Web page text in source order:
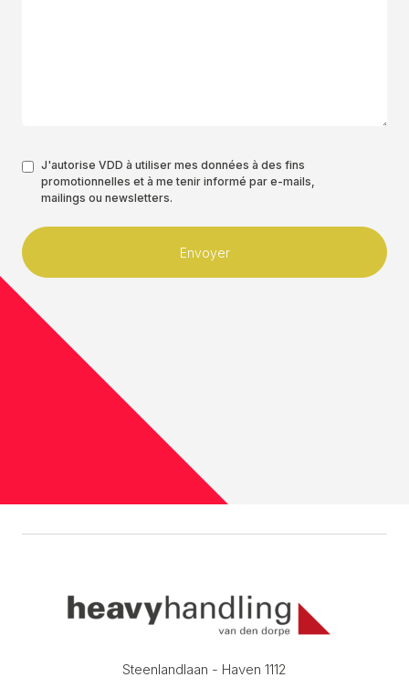
Authorisation
*
J'autorise VDD à utiliser mes données à des fins
promotionnelles et à me tenir informé par e-mails,
mailings ou newsletters.
Steenlandlaan - Haven 1112